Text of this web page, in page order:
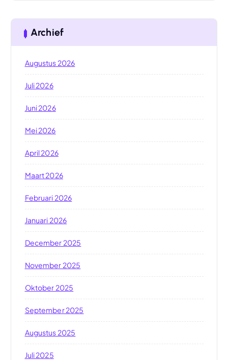
Archief
Augustus 2026
Juli 2026
Juni 2026
Mei 2026
April 2026
Maart 2026
Februari 2026
Januari 2026
December 2025
November 2025
Oktober 2025
September 2025
Augustus 2025
Juli 2025